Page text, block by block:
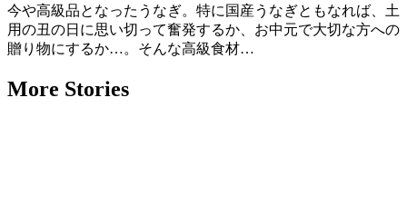
今や高級品となったうなぎ。特に国産うなぎともなれば、土
用の丑の日に思い切って奮発するか、お中元で大切な方への
贈り物にするか…。そんな高級食材…
More Stories